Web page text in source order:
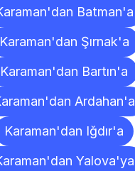
Batman'a
Karaman'dan Şırnak'a
Karaman'dan Bartın'a
Ardahan'a
Karaman'dan Iğdır'a
Yalova'ya